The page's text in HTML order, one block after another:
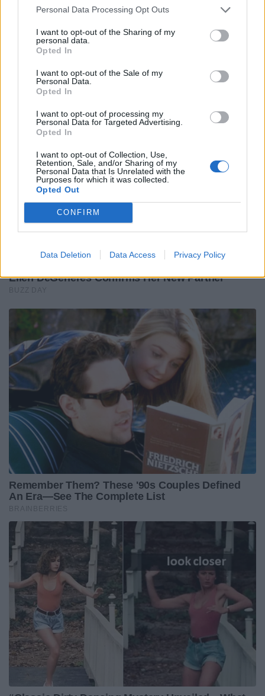
Personal Data Processing Opt Outs
I want to opt-out of the Sharing of my
personal data.
Opted In
I want to opt-out of the Sale of my
Personal Data.
Opted In
I want to opt-out of processing my
Personal Data for Targeted Advertising.
Opted In
I want to opt-out of Collection, Use,
Retention, Sale, and/or Sharing of my
Personal Data that Is Unrelated with the
Purposes for which it was collected.
Opted Out
CONFIRM
Data Deletion Data Access Privacy Policy
Arbitro: Clara Munarini (FIR).
Assistenti: Federico Vedovelli (FIR) e Lorenze
Pedezzi (FIR).
TMO: Matteo Liperini (FIR).